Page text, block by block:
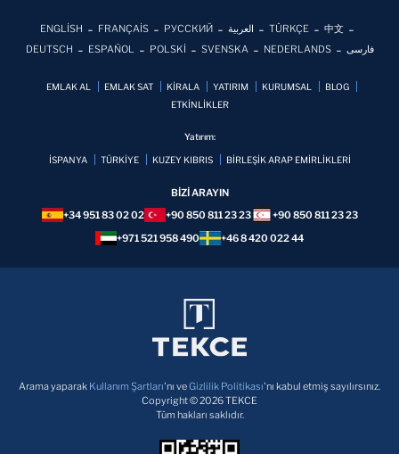
ENGLİSH FRANÇAİS РУССКИЙ العربية TÜRKÇE
中文
DEUTSCH
ESPAÑOL POLSKİ SVENSKA NEDERLANDS فارسی
EMLAK AL EMLAK SAT KİRALA YATIRIM KURUMSAL
BLOG
ETKİNLİKLER
Yatırım:
İSPANYA TÜRKİYE KUZEY KIBRIS BİRLEŞİK ARAP EMİRLİKLERİ
BİZİ ARAYIN
+34 951 83 02 02
+90 850 811 23 23
+90 850 811 23 23
+971 521 958 490
+46 8 420 022 44
Arama yaparak Kullanım Şartları'nı veGizlilik Politikası'nı kabul etmiş sayılırsınız.
Copyright © 2026 TEKCE
Tüm hakları saklıdır.